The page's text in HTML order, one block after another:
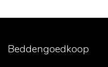
Beddengoedkoop